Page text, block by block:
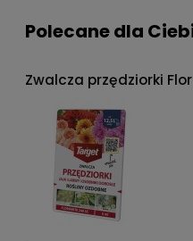
Polecane dla
Zwalcza przędziorki